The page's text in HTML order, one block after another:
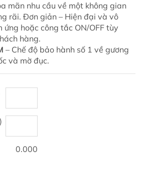
mãn nhu cầu về một không gian
rãi. Đơn giản – Hiện đại và vô
ứng hoặc công tắc ON/OFF tùy
hàng.
– Chế độ bảo hành số 1 về gương
và mờ đục.
0.000